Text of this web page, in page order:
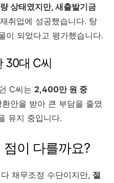
상태였지만, 새출발기금
취업에 성공했습니다. 탕
이 되었다고 평가했습니다.
30대 C씨
C씨는 2,400만 원 중
안을 받아 큰 부담을 줄였
유지 중입니다.
이 다를까요?
채무조정 수단이지만, 절